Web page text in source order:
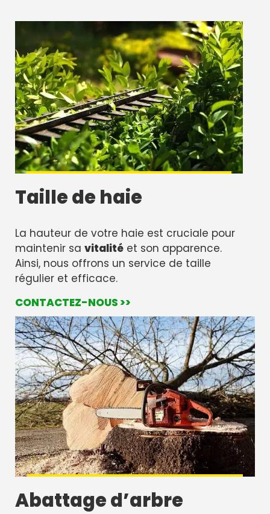
Taille de haie
La hauteur de votre haie est cruciale pour
maintenir sa vitalité et son apparence.
Ainsi, nous offrons un service de taille
régulier et efficace.
CONTACTEZ-NOUS >>
Abattage d’arbre